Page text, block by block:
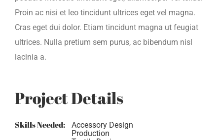
Proin ac nisi et leo tincidunt ultrices eget vel magna.
Cras eget dui dolor. Etiam tincidunt magna ut feugiat
ultrices. Nulla pretium sem purus, ac bibendum nisl
lacinia a.
Project Details
Skills Needed:
Accessory Design
Production